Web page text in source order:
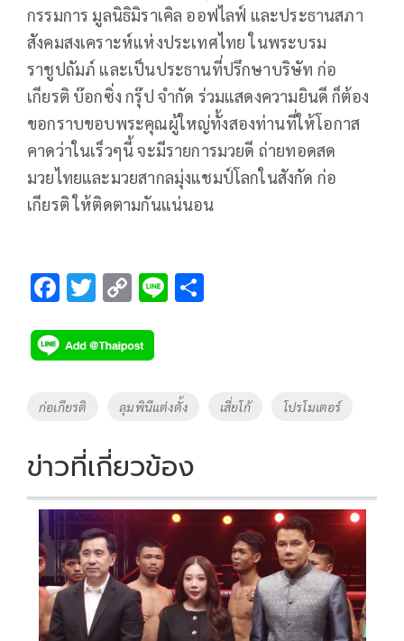
กรรมการ มูลนิธิมิราเคิล ออฟไลฟ์ และประธานสภา
สังคมสงเคราะห์แห่งประเทศไทย ในพระบรม
ราชูปถัมภ์ และเป็นประธานที่ปรึกษาบริษัท ก่อ
เกียรติ บ๊อกซิ่ง กรุ๊ป จำกัด ร่วมแสดงความยินดี ก็ต้อง
ขอกราบขอบพระคุณผู้ใหญ่ทั้งสองท่านที่ให้โอกาส
คาดว่าในเร็วๆนี้ จะมีรายการมวยดี ถ่ายทอดสด
มวยไทยและมวยสากลมุ่งแชมป์โลกในสังกัด ก่อ
เกียรติ ให้ติดตามกันแน่นอน
F
e
b
o
k
T
tt
er
C
p
y
Li
k
Li
Tags
ก่อเกียรติ ลุมพินีแต่งตั้ง เสี่ยโก้ โปรโมเตอร์
ข่าวที่เกี่ยวข้อง